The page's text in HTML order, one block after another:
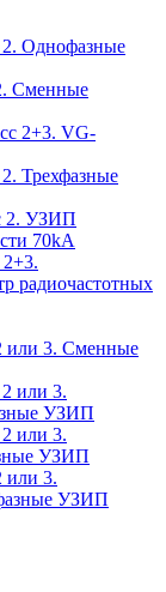
2. Однофазные
Сменные
2+3. VG-
Трехфазные
2. УЗИП
70kA
радиочастотных
или 3. Сменные
или 3.
УЗИП
или 3.
УЗИП
или 3.
УЗИП